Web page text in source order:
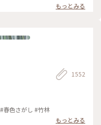
もっとみる
1552
春の竹林 #京都 #電車旅 #嵐山 #春色さがし #竹林
もっとみる